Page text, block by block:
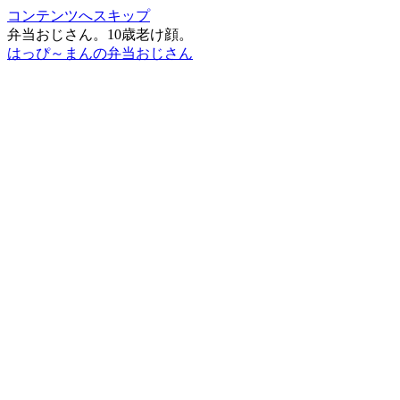
コンテンツへスキップ
弁当おじさん。10歳老け顔。
はっぴ～まんの弁当おじさん